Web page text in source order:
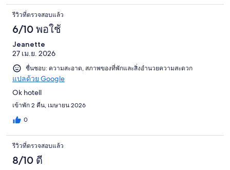
รีวิวที่ตรวจสอบแล้ว
6/10 พอใช้
Jeanette
27 เม.ย. 2026
ชื่นชอบ: ความสะอาด, สภาพของที่พักและสิ่งอำนวยความสะดวก
แปลด้วย Google
Ok hotell
เข้าพัก 2 คืน, เมษายน 2026
0
รีวิวที่ตรวจสอบแล้ว
8/10 ดี